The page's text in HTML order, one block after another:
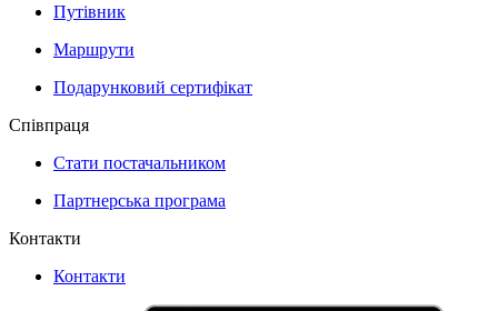
Путівник
Маршрути
Подарунковий сертифікат
Співпраця
Стати постачальником
Партнерська програма
Контакти
Контакти